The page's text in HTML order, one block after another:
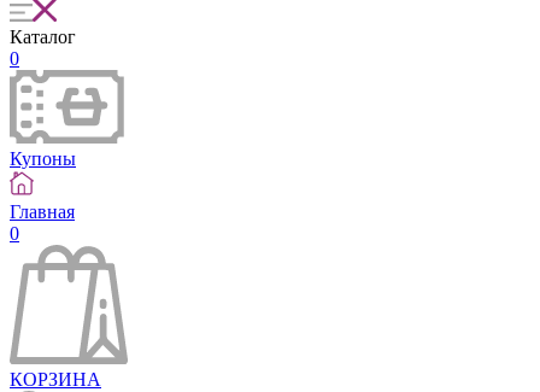
Каталог
0
Купоны
Главная
0
КОРЗИНА